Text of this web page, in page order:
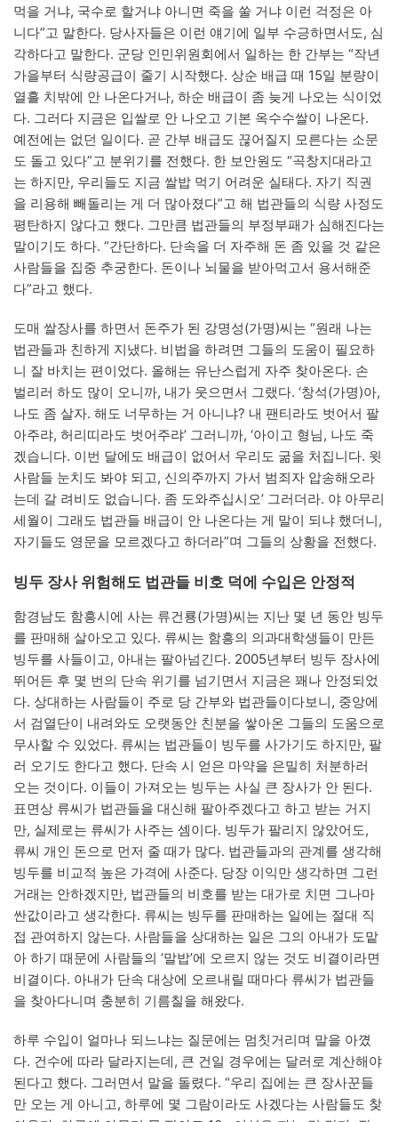
먹을 거냐, 국수로 할거냐 아니면 죽을 쑬 거냐 이런 걱정은 아
니다”고 말한다. 당사자들은 이런 얘기에 일부 수긍하면서도, 심
각하다고 말한다. 군당 인민위원회에서 일하는 한 간부는 “작년
가을부터 식량공급이 줄기 시작했다. 상순 배급 때 15일 분량이
열흘 치밖에 안 나온다거나, 하순 배급이 좀 늦게 나오는 식이었
다. 그러다 지금은 입쌀로 안 나오고 기본 옥수수쌀이 나온다.
예전에는 없던 일이다. 곧 간부 배급도 끊어질지 모른다는 소문
도 돌고 있다”고 분위기를 전했다. 한 보안원도 “곡창지대라고
는 하지만, 우리들도 지금 쌀밥 먹기 어려운 실태다. 자기 직권
을 리용해 빼돌리는 게 더 많아졌다”고 해 법관들의 식량 사정도
평탄하지 않다고 했다. 그만큼 법관들의 부정부패가 심해진다는
말이기도 하다. “간단하다. 단속을 더 자주해 돈 좀 있을 것 같은
사람들을 집중 추궁한다. 돈이나 뇌물을 받아먹고서 용서해준
다”라고 했다.
도매 쌀장사를 하면서 돈주가 된 강명성(가명)씨는 “원래 나는
법관들과 친하게 지냈다. 비법을 하려면 그들의 도움이 필요하
니 잘 바치는 편이었다. 올해는 유난스럽게 자주 찾아온다. 손
벌리러 하도 많이 오니까, 내가 웃으면서 그랬다. ‘창석(가명)아,
나도 좀 살자. 해도 너무하는 거 아니냐? 내 팬티라도 벗어서 팔
아주랴, 허리띠라도 벗어주랴’ 그러니까, ‘아이고 형님, 나도 죽
겠습니다. 이번 달에도 배급이 없어서 우리도 굶을 처집니다. 윗
사람들 눈치도 봐야 되고, 신의주까지 가서 범죄자 압송해오라
는데 갈 려비도 없습니다. 좀 도와주십시오’ 그러더라. 야 아무리
세월이 그래도 법관들 배급이 안 나온다는 게 말이 되냐 했더니,
자기들도 영문을 모르겠다고 하더라”며 그들의 상황을 전했다.
빙두 장사 위험해도 법관들 비호 덕에 수입은 안정적
함경남도 함흥시에 사는 류건룡(가명)씨는 지난 몇 년 동안 빙두
를 판매해 살아오고 있다. 류씨는 함흥의 의과대학생들이 만든
빙두를 사들이고, 아내는 팔아넘긴다. 2005년부터 빙두 장사에
뛰어든 후 몇 번의 단속 위기를 넘기면서 지금은 꽤나 안정되었
다. 상대하는 사람들이 주로 당 간부와 법관들이다보니, 중앙에
서 검열단이 내려와도 오랫동안 친분을 쌓아온 그들의 도움으로
무사할 수 있었다. 류씨는 법관들이 빙두를 사가기도 하지만, 팔
러 오기도 한다고 했다. 단속 시 얻은 마약을 은밀히 처분하러
오는 것이다. 이들이 가져오는 빙두는 사실 큰 장사가 안 된다.
표면상 류씨가 법관들을 대신해 팔아주겠다고 하고 받는 거지
만, 실제로는 류씨가 사주는 셈이다. 빙두가 팔리지 않았어도,
류씨 개인 돈으로 먼저 줄 때가 많다. 법관들과의 관계를 생각해
빙두를 비교적 높은 가격에 사준다. 당장 이익만 생각하면 그런
거래는 안하겠지만, 법관들의 비호를 받는 대가로 치면 그나마
싼값이라고 생각한다. 류씨는 빙두를 판매하는 일에는 절대 직
접 관여하지 않는다. 사람들을 상대하는 일은 그의 아내가 도맡
아 하기 때문에 사람들의 ‘말밥’에 오르지 않는 것도 비결이라면
비결이다. 아내가 단속 대상에 오르내릴 때마다 류씨가 법관들
을 찾아다니며 충분히 기름칠을 해왔다.
하루 수입이 얼마나 되느냐는 질문에는 멈칫거리며 말을 아꼈
다. 건수에 따라 달라지는데, 큰 건일 경우에는 달러로 계산해야
된다고 했다. 그러면서 말을 돌렸다. “우리 집에는 큰 장사꾼들
만 오는 게 아니고, 하루에 몇 그람이라도 사겠다는 사람들도 찾